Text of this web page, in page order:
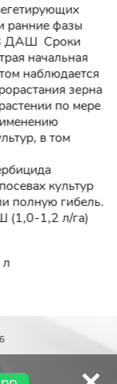
ранние фазы
ДАШ Сроки
начальная
наблюдается
зерна
по мере
в том
культур
полную гибель.
1,2 л/га)